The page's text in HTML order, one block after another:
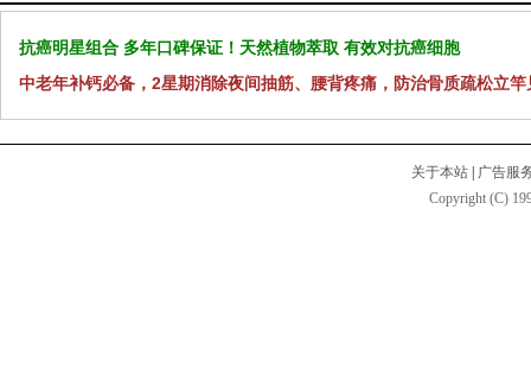
抗癌明星组合 多年口碑保证！天然植物萃取 有效对抗癌细胞
中老年补钙必备，2星期消除夜间抽筋、腰背疼痛，防治骨质疏松立竿
关于本站
广告服
Copyright (C)